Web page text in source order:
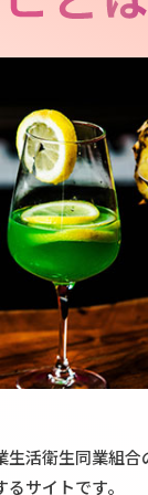
生活衛生同業組合
サイトです。